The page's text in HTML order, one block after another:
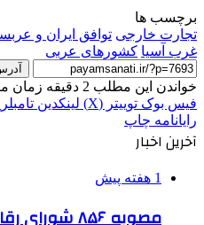
برچسب ها
تجارت خارجی توافق ایران و
غرب آسیا کشورهای عربی
خواندن این مطلب 2 دقیقه زمان میبرد
فیس بوک توییتر (X) لینکدین ‫تامبلر
رایانامه چاپ
آخرین اخبار
1 هفته پیش
مصوبه ۸۵۶